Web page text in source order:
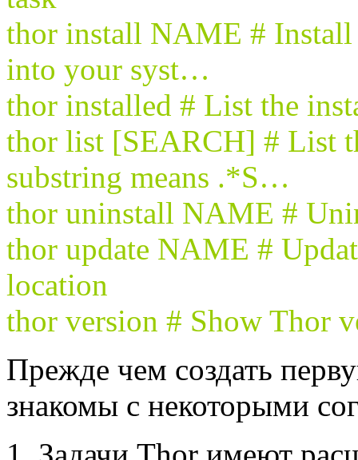
thor install NAME #
into your syst…
thor installed # List the
thor list [SEARCH] # List
substring means .*S…
thor uninstall NAME #
thor update NAME #
location
thor version # Show Thor
Прежде чем создать
знакомы с некоторыми